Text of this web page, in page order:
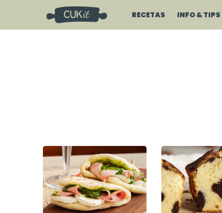
RECETAS INFO & TIPS